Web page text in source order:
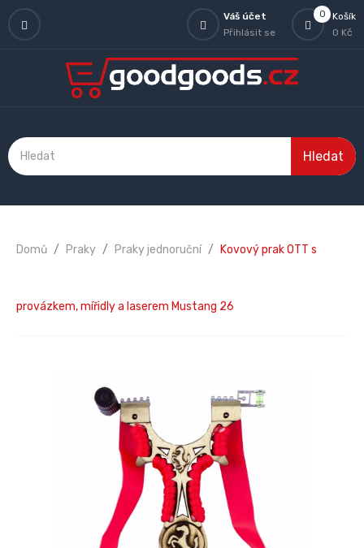
0
Košík
0 Kč
Váš účet
Přihlásit se
Hledat
Domů Praky Praky jednoruční Kovový prak OTT s
provázkem, mířidly a laserem Mustang 26